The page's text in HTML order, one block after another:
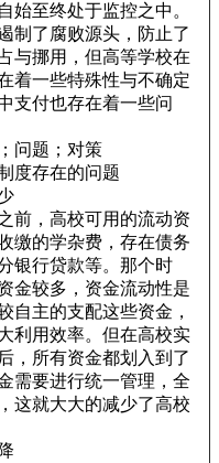
始至终处于监控之中。
制了腐败源头，防止了
与挪用，但高等学校在
着一些特殊性与不确定
支付也存在着一些问
问题；对策
度存在的问题
前，高校可用的流动资
缴的学杂费，存在债务
银行贷款等。那个时
金较多，资金流动性是
自主的支配这些资金，
利用效率。但在高校实
，所有资金都划入到了
需要进行统一管理，全
这就大大的减少了高校